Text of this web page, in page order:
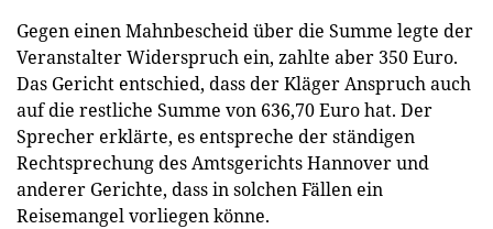
Gegen einen Mahnbescheid über die Summe legte der
Veranstalter Widerspruch ein, zahlte aber 350 Euro.
Das Gericht entschied, dass der Kläger Anspruch auch
auf die restliche Summe von 636,70 Euro hat. Der
Sprecher erklärte, es entspreche der ständigen
Rechtsprechung des Amtsgerichts Hannover und
anderer Gerichte, dass in solchen Fällen ein
Reisemangel vorliegen könne.